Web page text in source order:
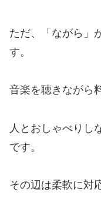
ただ、「ながら」
す。
音楽を聴きながら
人とおしゃべりし
です。
その辺は柔軟に対